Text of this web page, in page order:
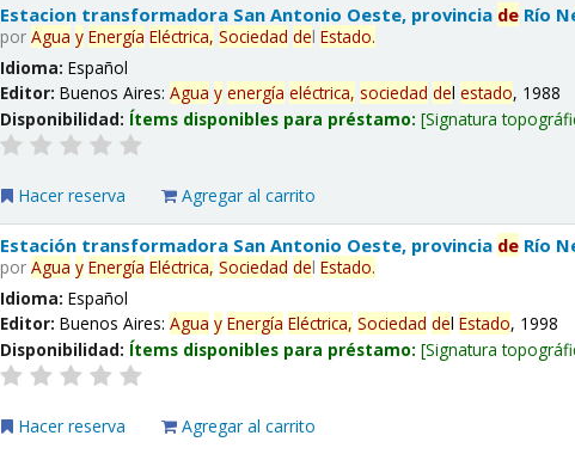
Estacion transformadora San Antonio Oeste, provincia de Río
porAgua y Energía Eléctrica, Sociedad delEstado.
Idioma:Español
Editor:Buenos Aires:Agua y energía eléctrica, sociedad delestado, 1988
Disponibilidad: Ítems disponibles para préstamo: Signatura
Hacer reserva Agregar al carrito
Estación transformadora San Antonio Oeste, provincia de Río
porAgua y Energía Eléctrica, Sociedad delEstado.
Idioma:Español
Editor:Buenos Aires:Agua y Energía Eléctrica, Sociedad delEstado, 1998
Disponibilidad: Ítems disponibles para préstamo: Signatura
Hacer reserva Agregar al carrito